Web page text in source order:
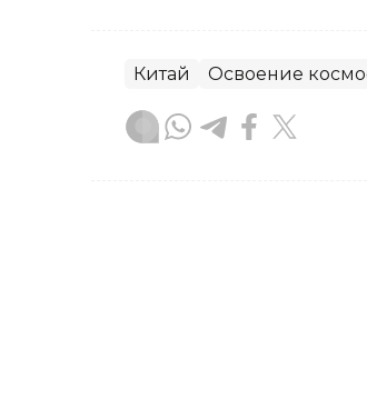
Китай Освоение